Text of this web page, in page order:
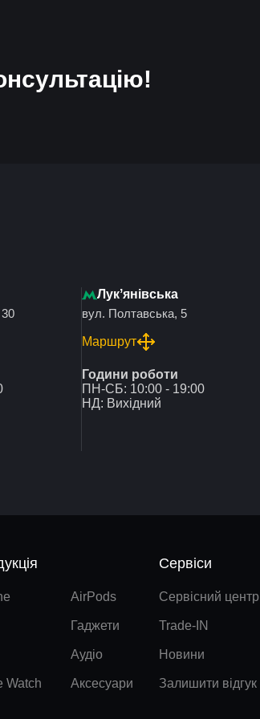
Лукʼянівська
вул. Полтавська, 5
Маршрут
Години роботи
ПН-СБ: 10:00 - 19:00
НД: Вихідний
Watch
AirPods
Гаджети
Аудіо
Аксесуари
Сервіси
Сервісний центр
Trade-IN
Новини
Залишити відгук